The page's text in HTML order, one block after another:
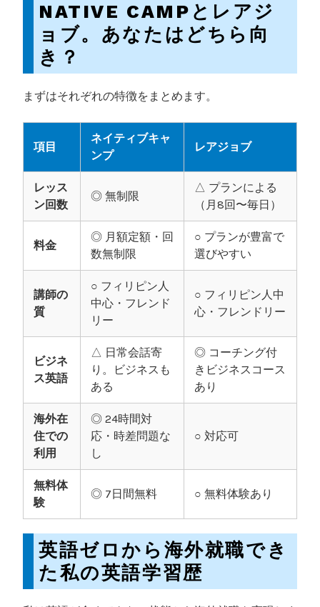
NATIVE CAMPとレアジ
ョブ。あなたはどちら向
き？
まずはそれぞれの特徴をまとめます。
項目
ネイティブキャ
ンプ
レアジョブ
レッス
ン回数
◎ 無制限
△ プランによる
（月8回〜毎日）
料金
◎ 月額定額・回
数無制限
○ プランが豊富で
選びやすい
講師の
質
○ フィリピン人
中心・フレンド
リー
○ フィリピン人中
心・フレンドリー
ビジネ
ス英語
△ 日常会話寄
り。ビジネスも
ある
◎ コーチング付
きビジネスコース
あり
海外在
住での
利用
◎ 24時間対
応・時差問題な
し
○ 対応可
無料体
験
◎ 7日間無料 ○ 無料体験あり
英語ゼロから海外就職でき
た私の英語学習歴